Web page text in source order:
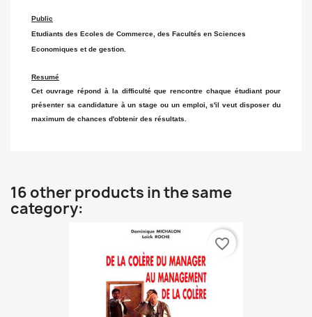
Public
Etudiants des Ecoles de Commerce, des Facultés en Sciences
Economiques et de gestion.
Resumé
Cet ouvrage répond à la difficulté que rencontre chaque étudiant pour
présenter sa candidature à un stage ou un emploi, s'il veut disposer du
maximum de chances d'obtenir des résultats.
16 other products in the same
category:
favorite_border